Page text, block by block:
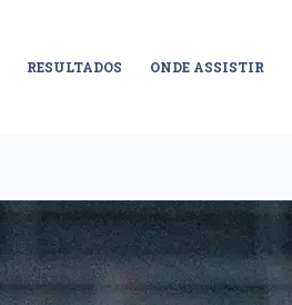
RESULTADOS ONDE ASSISTIR